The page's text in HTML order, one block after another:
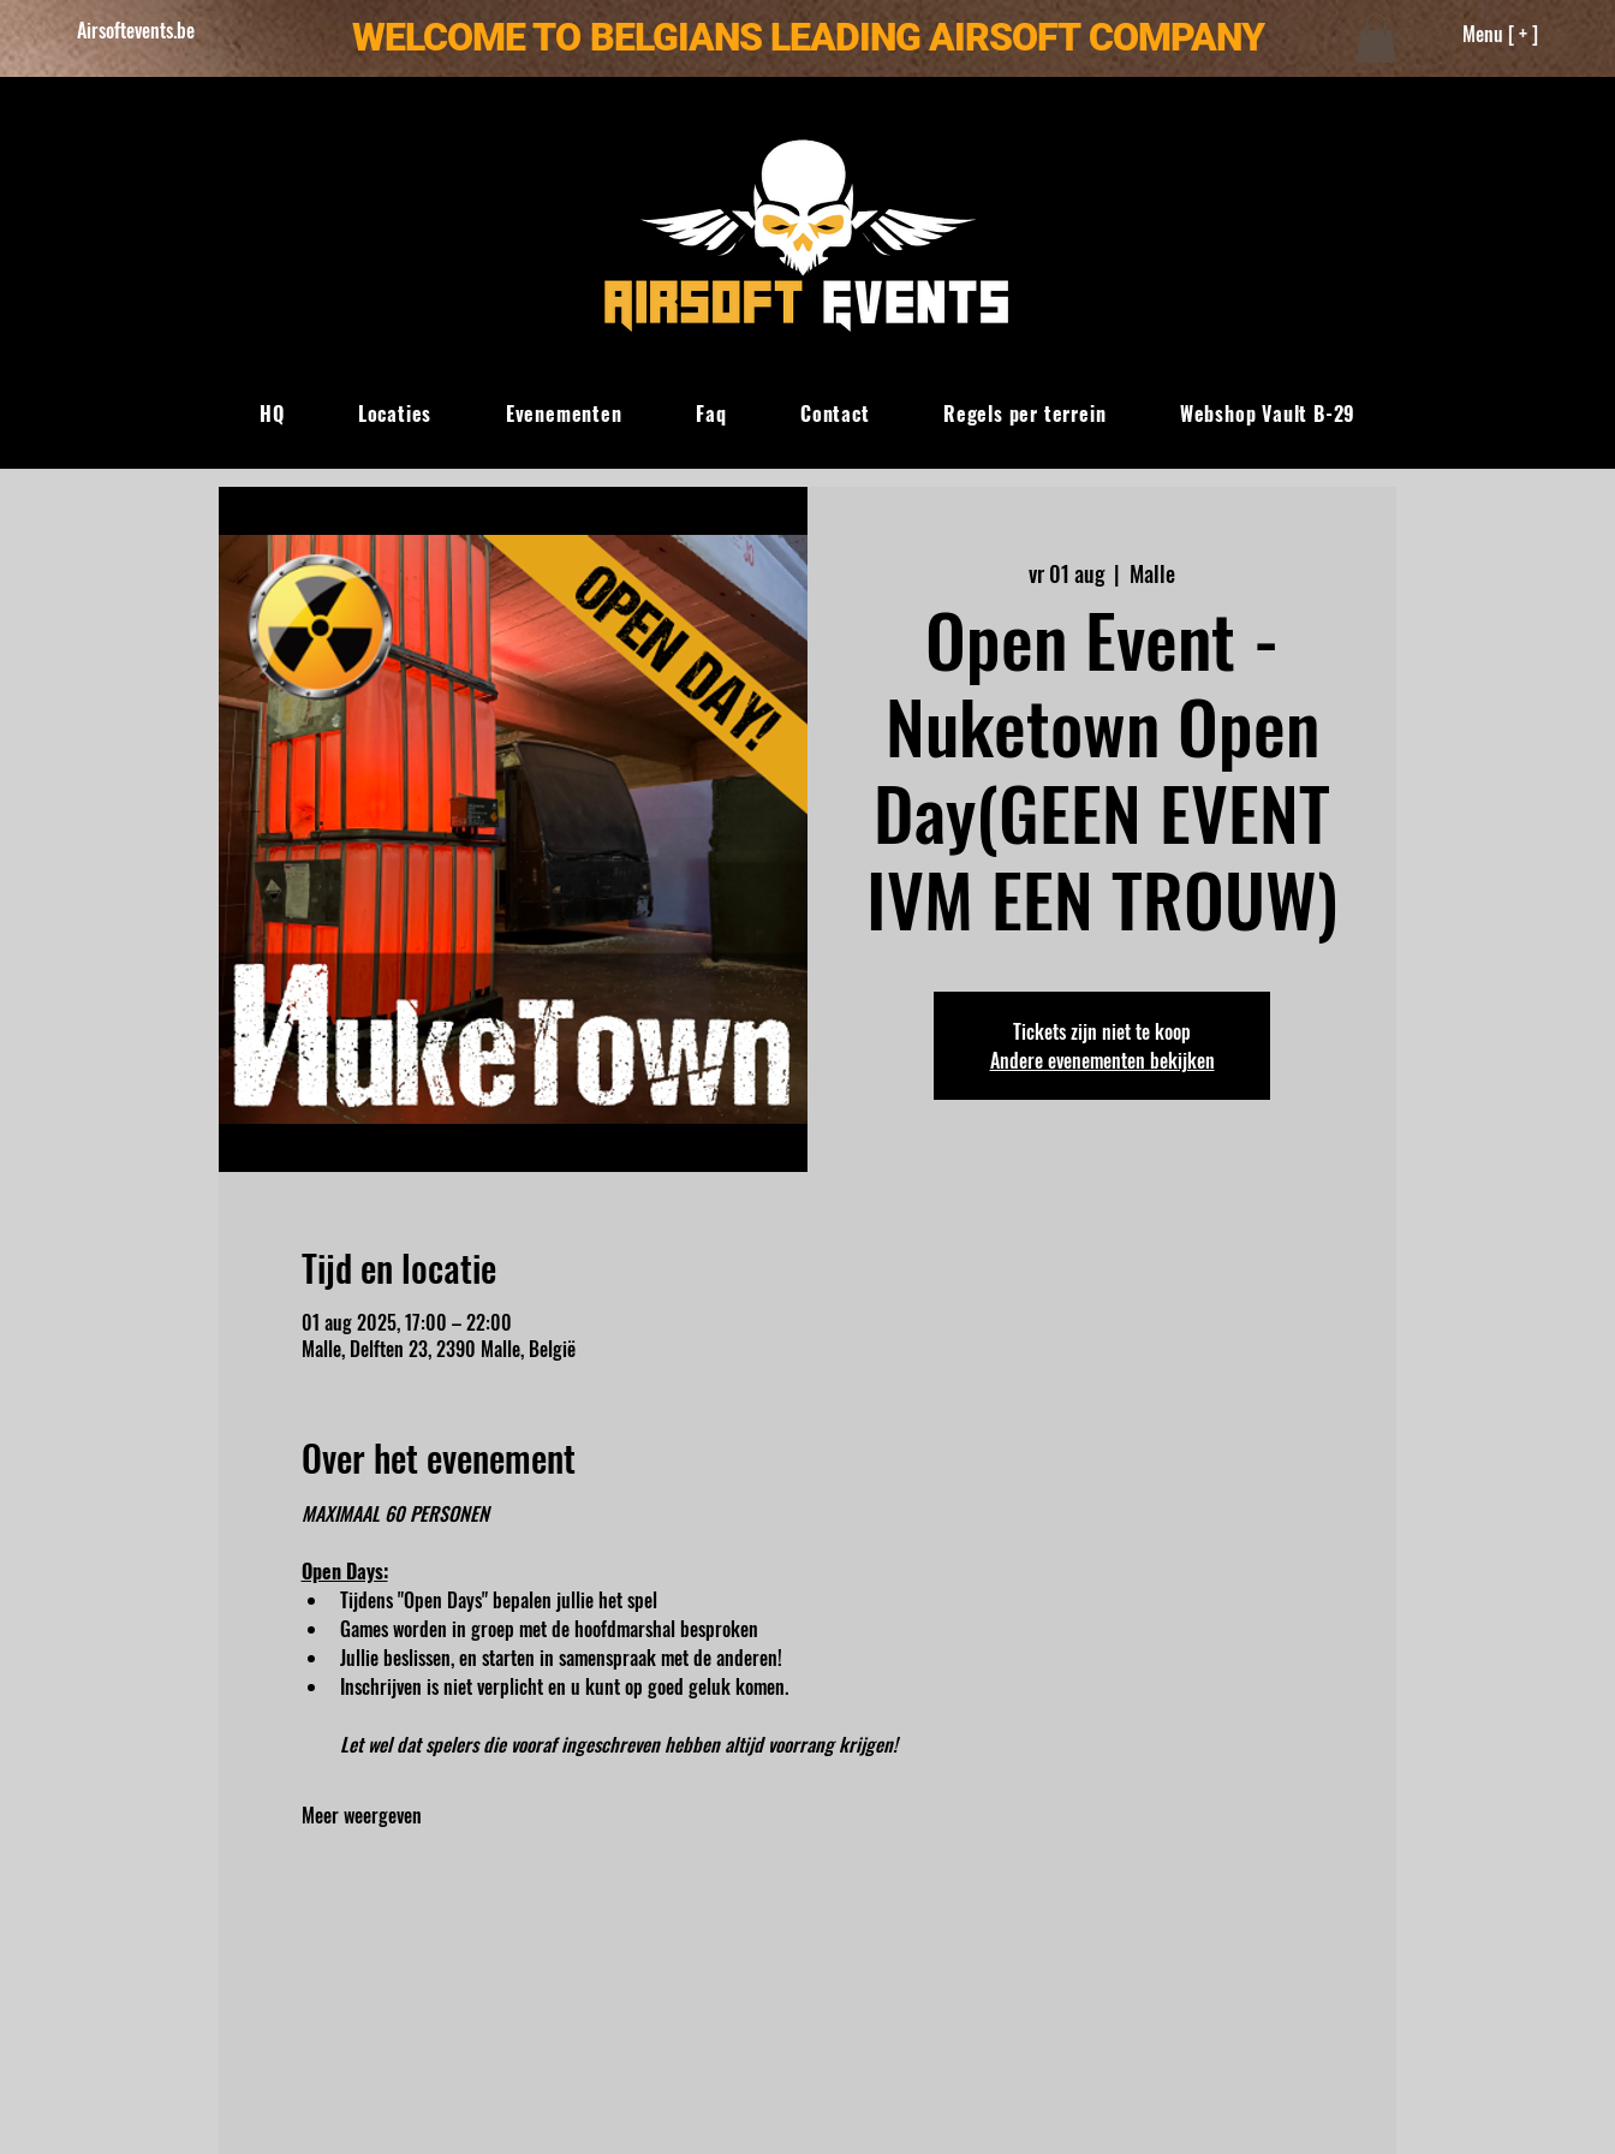
Airsoftevents.be Menu [ + ]
WELCOME TO BELGIANS LEADING AIRSOFT COMPANY
vr 01 aug
  |
Malle
Open Event -
Nuketown Open
Day(GEEN EVENT
IVM EEN TROUW)
Tickets zijn niet te koop
Andere evenementen bekijken
Tijd en locatie
01 aug 2025, 17:00 – 22:00
Malle, Delften 23, 2390 Malle, België
Over het evenement
MAXIMAAL 60 PERSONEN
Open Days:
Tijdens "Open Days" bepalen jullie het spel
Games worden in groep met de hoofdmarshal besproken
Jullie beslissen, en starten in samenspraak met de anderen!
Inschrijven is niet verplicht en u kunt op goed geluk komen.
Let wel dat spelers die vooraf ingeschreven hebben altijd voorrang krijgen!
Meer weergeven
HQ Locaties Evenementen Faq Contact Regels per terrein Webshop Vault B-29